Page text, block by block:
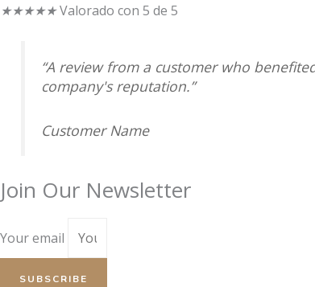
★★★★★Valorado con 5 de 5
“A review from a customer who
company's reputation.”
Customer Name
Join Our Newsletter
Your email
SUBSCRIBE